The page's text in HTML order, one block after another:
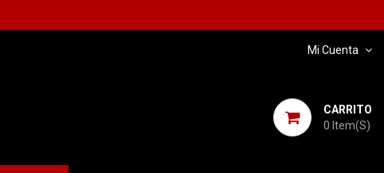
Mi Cuenta
CARRITO
0 Item(s)